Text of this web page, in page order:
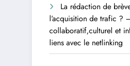
La rédaction de
l’acquisition de trafic ?
collaboratif,culturel et
liens avec le netlinking